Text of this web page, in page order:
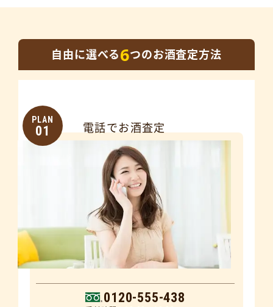
自由に選べる6つのお酒査定方法
PLAN
01 電話でお酒査定
0120-555-438